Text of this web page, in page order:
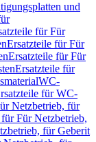
und
für Für
Ersatzteile für Für
Ersatzteile für Für
Ersatzteile für
WC-
für WC-
Netzbetrieb, für
Für Netzbetrieb,
für Geberit